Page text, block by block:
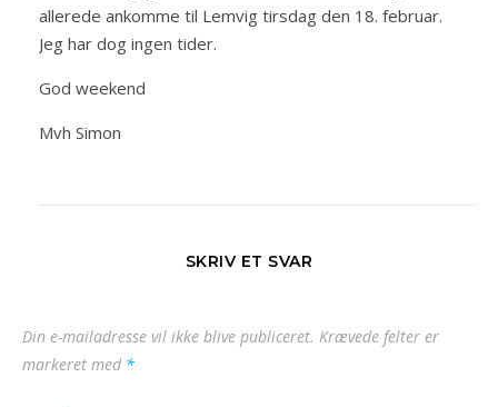
allerede ankomme til Lemvig tirsdag den 18. februar.
Jeg har dog ingen tider.
God weekend
Mvh Simon
SKRIV ET SVAR
Din e-mailadresse vil ikke blive publiceret. Krævede felter er
markeret med *